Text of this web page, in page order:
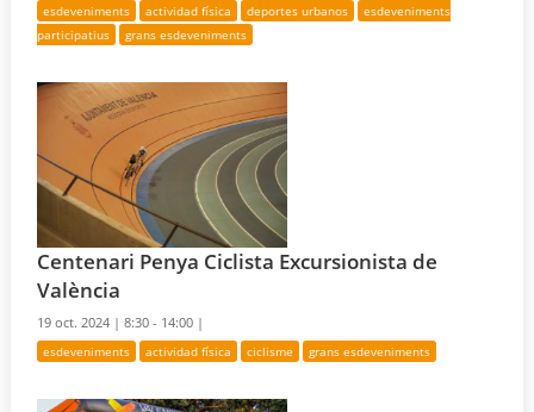
esdeveniments actividad física deportes urbanos
esdeveniments
participatius
grans esdeveniments
Centenari Penya Ciclista Excursionista de
València
19 oct. 2024 |8:30 - 14:00 |
esdeveniments actividad física ciclisme grans esdeveniments